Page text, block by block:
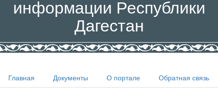
информации Республики
Дагестан
Главная Документы О портале Обратная связь